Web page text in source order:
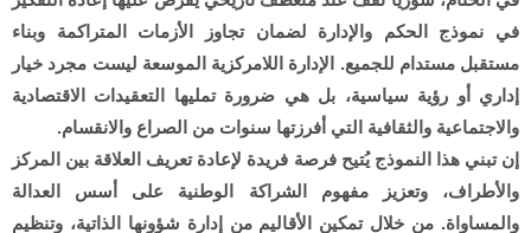
في نموذج الحكم والإدارة لضمان تجاوز الأزمات المتراكمة وبناء
مستقبل مستدام للجميع. الإدارة اللامركزية الموسعة ليست مجرد خيار
إداري أو رؤية سياسية، بل هي ضرورة تمليها التعقيدات الاقتصادية
والاجتماعية والثقافية التي أفرزتها سنوات من الصراع والانقسام.
إن تبني هذا النموذج يُتيح فرصة فريدة لإعادة تعريف العلاقة بين المركز
والأطراف، وتعزيز مفهوم الشراكة الوطنية على أسس العدالة
والمساواة. من خلال تمكين الأقاليم من إدارة شؤونها الذاتية، وتنظيم